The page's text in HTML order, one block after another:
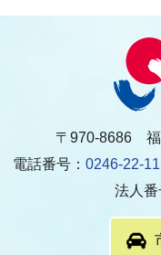
〒970-8686 福
電話番号： 0246-22-
法人